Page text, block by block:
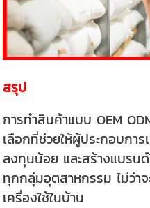
สรุป
การทำสินค้าแบบ OEM
เลือกที่ช่วยให้ผู้ประกอบกา
ลงทุนน้อย และสร้างแบรน
ทุกกลุ่มอุตสาหกรรม ไม่ว่า
เครื่องใช้ในบ้าน